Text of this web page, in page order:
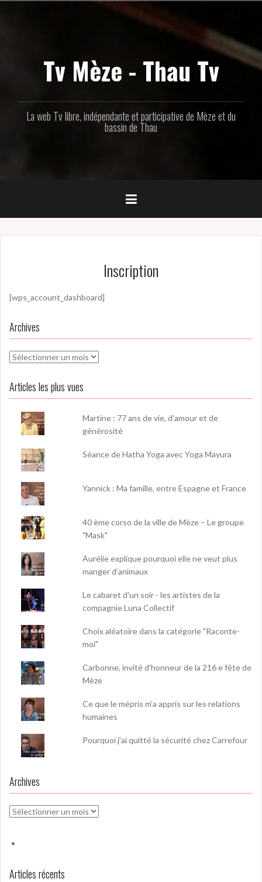
Tv Mèze - Thau Tv
La web Tv libre, indépendante et participative de Mèze et du
bassin de Thau
Inscription
[wps_account_dashboard]
Archives
Archives
Articles les plus vues
Martine : 77 ans de vie, d'amour et de
générosité
Séance de Hatha Yoga avec Yoga Mayura
Yannick : Ma famille, entre Espagne et France
40 ème corso de la ville de Mèze – Le groupe
"Mask"
Aurélie explique pourquoi elle ne veut plus
manger d’animaux
Le cabaret d'un soir - les artistes de la
compagnie Luna Collectif
Choix aléatoire dans la catégorie "Raconte-
moi"
Carbonne, invité d'honneur de la 216 e fête de
Mèze
Ce que le mépris m’a appris sur les relations
humaines
Pourquoi j'ai quitté la sécurité chez Carrefour
Archives
Archives
Articles récents